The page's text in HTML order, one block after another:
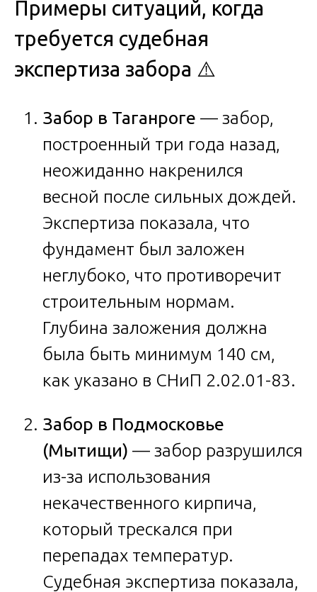
Примеры ситуаций, когда
требуется судебная
экспертиза забора ⚠️
Забор в Таганроге — забор,
построенный три года назад,
неожиданно накренился
весной после сильных дождей.
Экспертиза показала, что
фундамент был заложен
неглубоко, что противоречит
строительным нормам.
Глубина заложения должна
была быть минимум 140 см,
как указано в СНиП 2.02.01-83.
Забор в Подмосковье
(Мытищи) — забор разрушился
из-за использования
некачественного кирпича,
который трескался при
перепадах температур.
Судебная экспертиза показала,